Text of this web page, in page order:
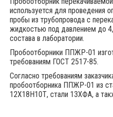
используется для проведения
пробы из трубопровода с
жидкостью под давлением до
состава в лаборатории.
Пробоотборники ППЖР-01
требованиям ГОСТ 2517-85.
Согласно требованиям
пробоотборника ППЖР-01 из
12Х18Н10Т, стали 13ХФА, а